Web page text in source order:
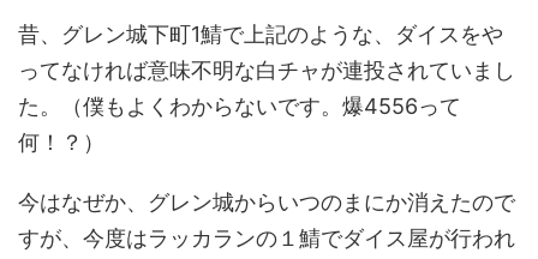
昔、グレン城下町1鯖で上記のような、ダイスをや
ってなければ意味不明な白チャが連投されていまし
た。（僕もよくわからないです。爆4556って
何！？）
今はなぜか、グレン城からいつのまにか消えたので
すが、今度はラッカランの１鯖でダイス屋が行われ